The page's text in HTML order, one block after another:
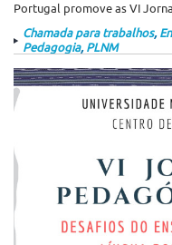
Portugal promove as VI
Chamada para trabalhos,
Pedagogia, PLNM